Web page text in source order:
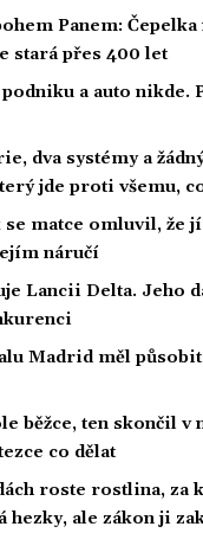
Panem: Čepelka
stará přes 400 let
podniku a auto nikde.
dva systémy a
jde proti všemu,
se matce omluvil, že
náručí
Lancii Delta. Jeho
Madrid měl
běžce, ten skončil
co dělat
roste rostlina, za
hezky, ale zákon ji